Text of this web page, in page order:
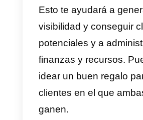
tus clientes. Ten
personalizar tus
idea esencial
tus clientes y que
cuánto los